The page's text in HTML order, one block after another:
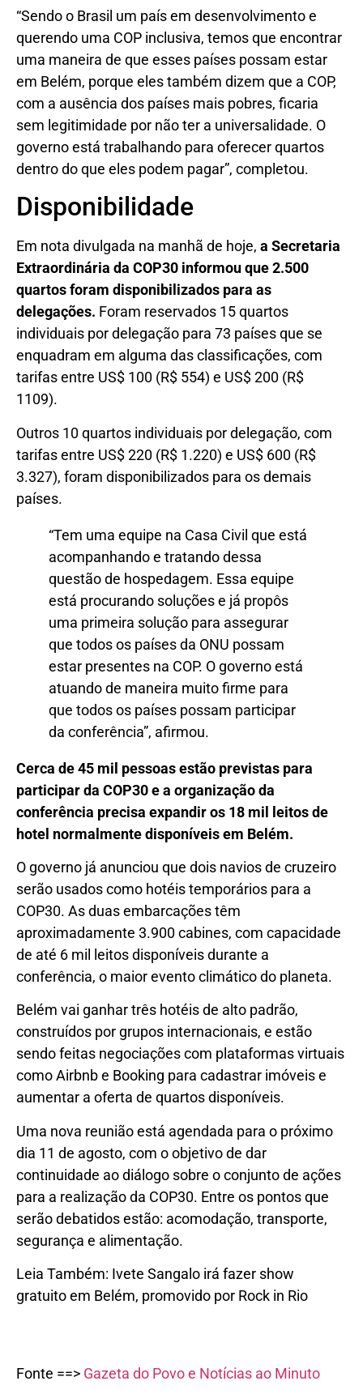
“Sendo o Brasil um país em desenvolvimento e
querendo uma COP inclusiva, temos que encontrar
uma maneira de que esses países possam estar
em Belém, porque eles também dizem que a COP,
com a ausência dos países mais pobres, ficaria
sem legitimidade por não ter a universalidade. O
governo está trabalhando para oferecer quartos
dentro do que eles podem pagar”, completou.
Disponibilidade
Em nota divulgada na manhã de hoje, a Secretaria
Extraordinária da COP30 informou que 2.500
quartos foram disponibilizados para as
delegações. Foram reservados 15 quartos
individuais por delegação para 73 países que se
enquadram em alguma das classificações, com
tarifas entre US$ 100 (R$ 554) e US$ 200 (R$
1109).
Outros 10 quartos individuais por delegação, com
tarifas entre US$ 220 (R$ 1.220) e US$ 600 (R$
3.327), foram disponibilizados para os demais
países.
“Tem uma equipe na Casa Civil que está
acompanhando e tratando dessa
questão de hospedagem. Essa equipe
está procurando soluções e já propôs
uma primeira solução para assegurar
que todos os países da ONU possam
estar presentes na COP. O governo está
atuando de maneira muito firme para
que todos os países possam participar
da conferência”, afirmou.
Cerca de 45 mil pessoas estão previstas para
participar da COP30 e a organização da
conferência precisa expandir os 18 mil leitos de
hotel normalmente disponíveis em Belém.
O governo já anunciou que dois navios de cruzeiro
serão usados como hotéis temporários para a
COP30. As duas embarcações têm
aproximadamente 3.900 cabines, com capacidade
de até 6 mil leitos disponíveis durante a
conferência, o maior evento climático do planeta.
Belém vai ganhar três hotéis de alto padrão,
construídos por grupos internacionais, e estão
sendo feitas negociações com plataformas virtuais
como Airbnb e Booking para cadastrar imóveis e
aumentar a oferta de quartos disponíveis.
Uma nova reunião está agendada para o próximo
dia 11 de agosto, com o objetivo de dar
continuidade ao diálogo sobre o conjunto de ações
para a realização da COP30. Entre os pontos que
serão debatidos estão: acomodação, transporte,
segurança e alimentação.
Leia Também: Ivete Sangalo irá fazer show
gratuito em Belém, promovido por Rock in Rio
Fonte ==> Gazeta do Povo e Notícias ao Minuto